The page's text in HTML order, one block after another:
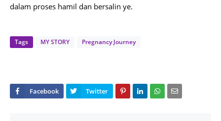
dalam proses hamil dan bersalin ye.
Tags MY STORY Pregnancy Journey